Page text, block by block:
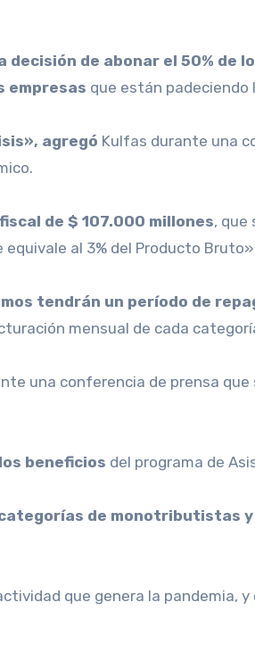
empresas que están
agregó Kulfas durante una
de $ 107.000 millones, que
al 3% del Producto
tendrán un período de
mensual de cada
una conferencia de prensa que
beneficios del programa de
de monotributistas
que genera la pandemia,